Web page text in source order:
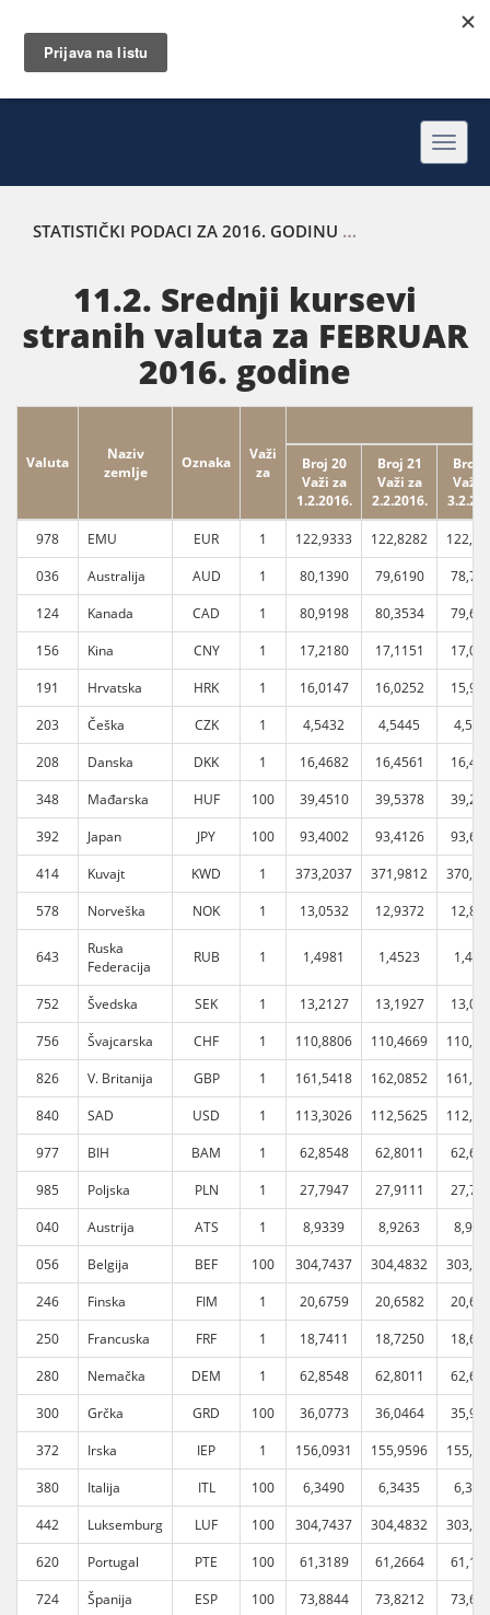
STATISTIČKI PODACI ZA 2016. GODINU
11.2. Srednji kursevi
stranih valuta za FEBRUAR
2016. godine
Valuta
Naziv
zemlje
Oznaka
Važi
za
Broj 20
Važi za
1.2.2016.
Broj 21
Važi za
2.2.2016.
Broj
Važi
978 EMU EUR 1 122,9333 122,8282
036
Australija AUD 1 80,1390 79,6190
124
Kanada CAD 1 80,9198 80,3534
156
Kina CNY 1 17,2180 17,1151
191
Hrvatska HRK 1 16,0147 16,0252
203
Češka CZK 1 4,5432 4,5445
208
Danska DKK 1 16,4682 16,4561
348
Mađarska HUF 100 39,4510 39,5378
392
Japan JPY 100 93,4002 93,4126
414
Kuvajt KWD 1 373,2037 371,9812
578
Norveška NOK 1 13,0532 12,9372
643
Ruska
Federacija
RUB 1 1,4981 1,4523
752 Švedska SEK 1 13,2127 13,1927
756
Švajcarska CHF 1 110,8806 110,4669
826
V. Britanija GBP 1 161,5418 162,0852
840
SAD USD 1 113,3026 112,5625
977
BIH BAM 1 62,8548 62,8011
985
Poljska PLN 1 27,7947 27,9111
040
Austrija ATS 1 8,9339 8,9263
056
Belgija BEF 100 304,7437 304,4832
246
Finska FIM 1 20,6759 20,6582
250
Francuska FRF 1 18,7411 18,7250
280
Nemačka DEM 1 62,8548 62,8011
300
Grčka GRD 100 36,0773 36,0464
372
Irska IEP 1 156,0931 155,9596
380
Italija ITL 100 6,3490 6,3435
442
Luksemburg LUF 100 304,7437 304,4832
620
Portugal PTE 100 61,3189 61,2664
724
Španija ESP 100 73,8844 73,8212